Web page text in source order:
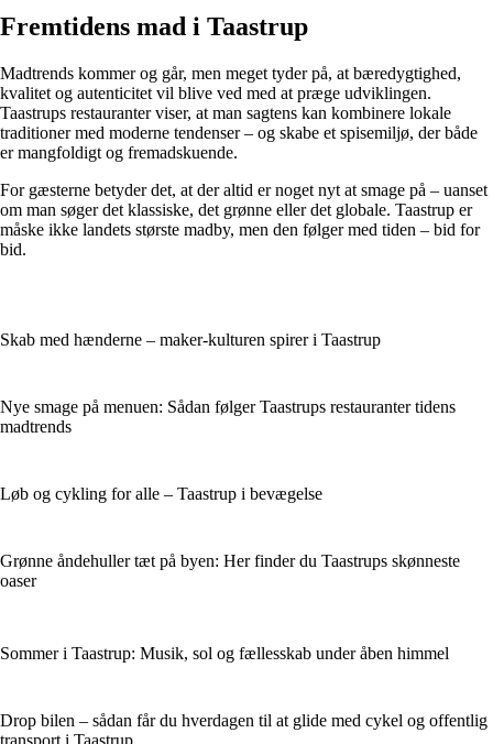
Fremtidens mad i Taastrup
Madtrends kommer og går, men meget tyder på, at bæredygtighed,
kvalitet og autenticitet vil blive ved med at præge udviklingen.
Taastrups restauranter viser, at man sagtens kan kombinere lokale
traditioner med moderne tendenser – og skabe et spisemiljø, der både
er mangfoldigt og fremadskuende.
For gæsterne betyder det, at der altid er noget nyt at smage på – uanset
om man søger det klassiske, det grønne eller det globale. Taastrup er
måske ikke landets største madby, men den følger med tiden – bid for
bid.
Skab med hænderne – maker-kulturen spirer i Taastrup
Nye smage på menuen: Sådan følger Taastrups restauranter tidens
madtrends
Løb og cykling for alle – Taastrup i bevægelse
Grønne åndehuller tæt på byen: Her finder du Taastrups skønneste
oaser
Sommer i Taastrup: Musik, sol og fællesskab under åben himmel
Drop bilen – sådan får du hverdagen til at glide med cykel og offentlig
transport i Taastrup